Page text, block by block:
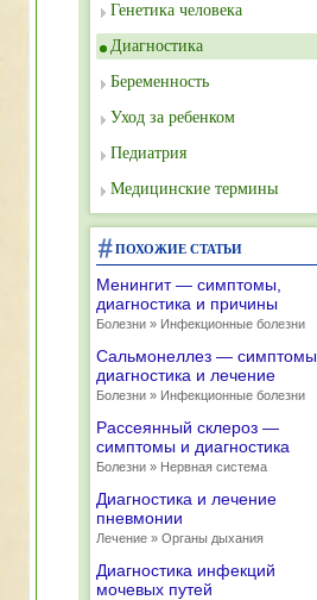
Генетика человека
Диагностика
Беременность
Уход за ребенком
Педиатрия
Медицинские термины
ПОХОЖИЕ СТАТЬИ
Менингит — симптомы,
диагностика и причины
Болезни » Инфекционные болезни
Сальмонеллез — симптомы,
диагностика и лечение
Болезни » Инфекционные болезни
Рассеянный склероз —
симптомы и диагностика
Болезни » Нервная система
Диагностика и лечение
пневмонии
Лечение » Органы дыхания
Диагностика инфекций
мочевых путей